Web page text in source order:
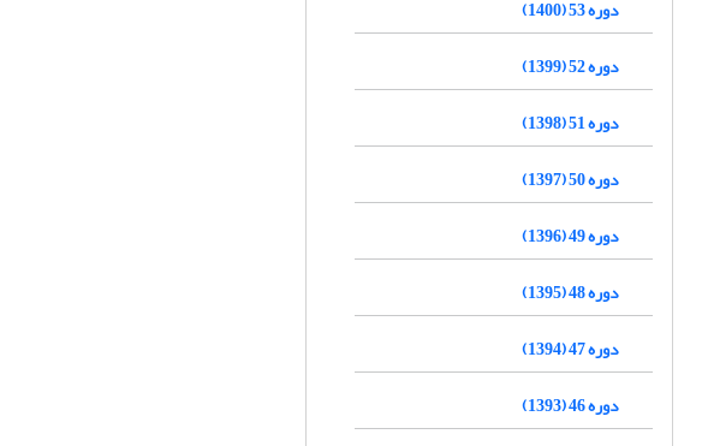
دوره 53 (1400)
دوره 52 (1399)
دوره 51 (1398)
دوره 50 (1397)
دوره 49 (1396)
دوره 48 (1395)
دوره 47 (1394)
دوره 46 (1393)